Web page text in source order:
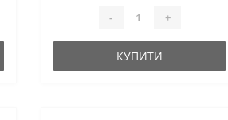
- +
КУПИТИ